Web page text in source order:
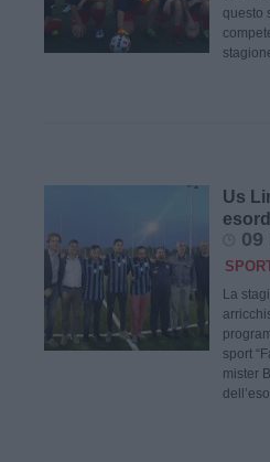
questo
Us
09
La
sport
mister